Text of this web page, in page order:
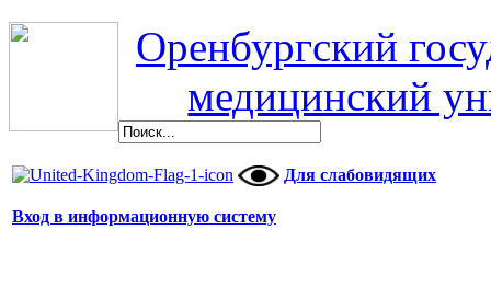
Оренбургский
медицинский
Для слабовидящих
Вход в информационную систему